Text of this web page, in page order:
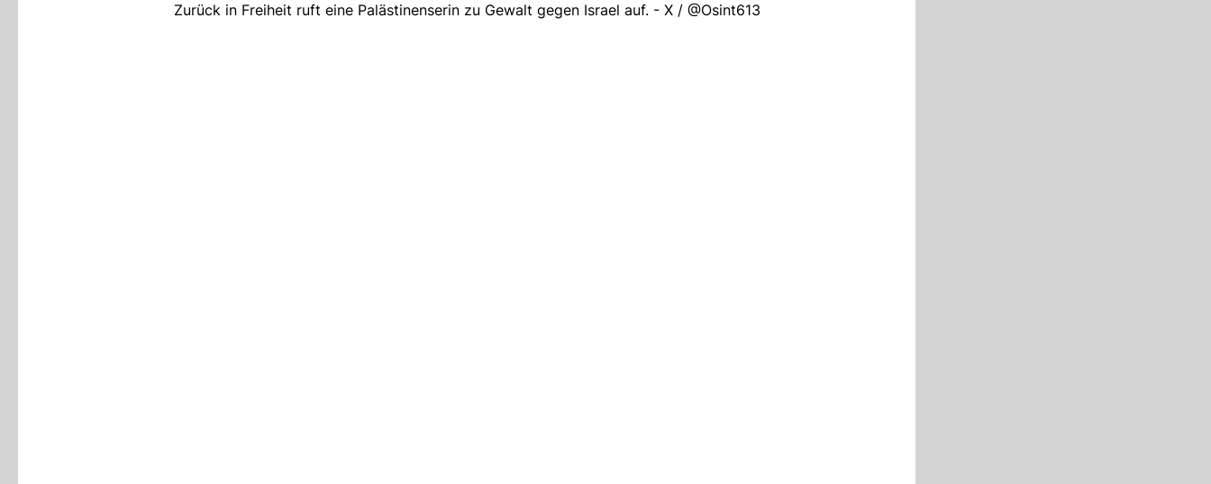
Zurück in Freiheit ruft eine Palästinenserin zu Gewalt gegen Israel auf. - X / @Osint613